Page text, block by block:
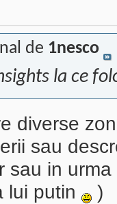
de 1nesco
la ce
diverse
sau
sau in
lui putin
)